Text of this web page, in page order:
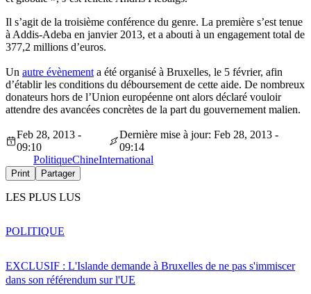
Il s’agit de la troisième conférence du genre. La première s’est tenue
à Addis-Adeba en janvier 2013, et a abouti à un engagement total de
377,2 millions d’euros.
Un autre évènement a été organisé à Bruxelles, le 5 février, afin
d’établir les conditions du déboursement de cette aide. De nombreux
donateurs hors de l’Union européenne ont alors déclaré vouloir
attendre des avancées concrètes de la part du gouvernement malien.
Feb 28, 2013 -
09:10
Dernière mise à jour: Feb 28, 2013 -
09:14
PolitiqueChineInternational
Print Partager
LES PLUS LUS
EXCLUSIF : L'Islande demande à Bruxelles de ne pas s'immiscer
dans son référendum sur l'UE
POLITIQUE